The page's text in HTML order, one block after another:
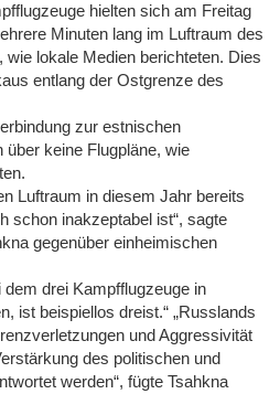
hielten sich am Freitag
Minuten lang im Luftraum des
lokale Medien berichteten. Dies
entlang der Ostgrenze des
zur estnischen
über keine Flugpläne, wie
Luftraum in diesem Jahr bereits
schon inakzeptabel ist“, sagte
gegenüber einheimischen
dem drei Kampfflugzeuge in
ist beispiellos dreist.“ „Russlands
und Aggressivität
des politischen und
werden“, fügte Tsahkna